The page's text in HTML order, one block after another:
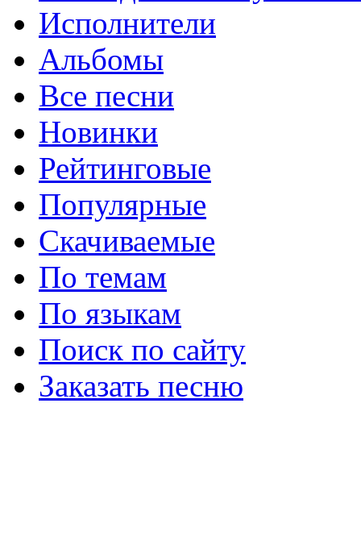
Исполнители
Альбомы
Все песни
Новинки
Рейтинговые
Популярные
Скачиваемые
По темам
По языкам
Поиск по сайту
Заказать песню